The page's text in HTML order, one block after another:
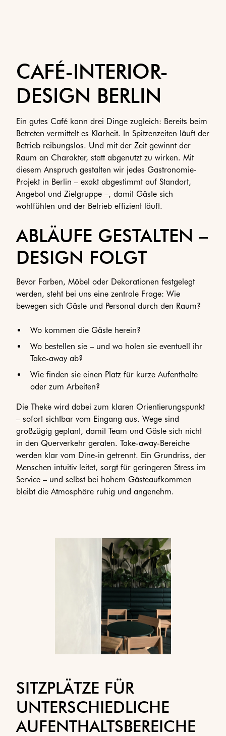
CAFÉ-INTERIOR-
DESIGN BERLIN
Ein gutes Café kann drei Dinge zugleich: Bereits beim
Betreten vermittelt es Klarheit. In Spitzenzeiten läuft der
Betrieb reibungslos. Und mit der Zeit gewinnt der
Raum an Charakter, statt abgenutzt zu wirken. Mit
diesem Anspruch gestalten wir jedes Gastronomie-
Projekt in Berlin – exakt abgestimmt auf Standort,
Angebot und Zielgruppe –, damit Gäste sich
wohlfühlen und der Betrieb effizient läuft.
ABLÄUFE GESTALTEN –
DESIGN FOLGT
Bevor Farben, Möbel oder Dekorationen festgelegt
werden, steht bei uns eine zentrale Frage: Wie
bewegen sich Gäste und Personal durch den Raum?
Wo kommen die Gäste herein?
Wo bestellen sie – und wo holen sie eventuell ihr
Take-away ab?
Wie finden sie einen Platz für kurze Aufenthalte
oder zum Arbeiten?
Die Theke wird dabei zum klaren Orientierungspunkt
– sofort sichtbar vom Eingang aus. Wege sind
großzügig geplant, damit Team und Gäste sich nicht
in den Querverkehr geraten. Take-away-Bereiche
werden klar vom Dine-in getrennt. Ein Grundriss, der
Menschen intuitiv leitet, sorgt für geringeren Stress im
Service – und selbst bei hohem Gästeaufkommen
bleibt die Atmosphäre ruhig und angenehm.
SITZPLÄTZE FÜR
UNTERSCHIEDLICHE
AUFENTHALTSBEREICHE